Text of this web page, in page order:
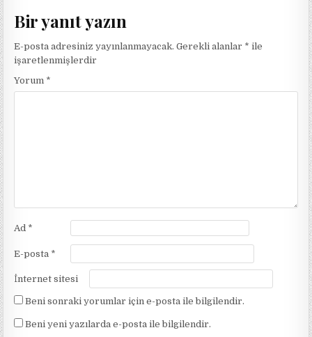
Bir yanıt yazın
E-posta adresiniz yayınlanmayacak. Gerekli alanlar * ile
işaretlenmişlerdir
Yorum *
Ad *
E-posta *
İnternet sitesi
Beni sonraki yorumlar için e-posta ile bilgilendir.
Beni yeni yazılarda e-posta ile bilgilendir.